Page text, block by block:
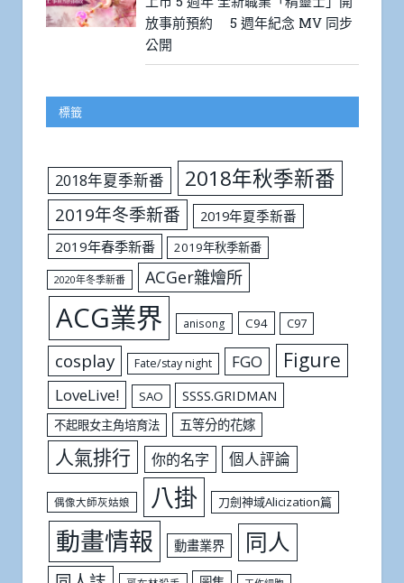
放事前預約 5 週年紀念 MV 同步
公開
標籤
2018年夏季新番 2018年秋季新番
2019年冬季新番
2019年夏季新番
2019年春季新番
2019年秋季新番
2020年冬季新番 ACGer雜燴所
ACG業界 anisong C94 C97
cosplay Fate/stay night FGO Figure
LoveLive! SAO SSSS.GRIDMAN
不起眼女主角培育法 五等分的花嫁
人氣排行 你的名字 個人評論
偶像大師灰姑娘 八掛 刀劍神域Alicization篇
動畫情報 動畫業界 同人